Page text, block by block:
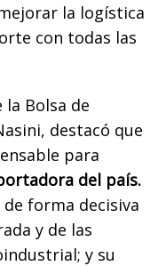
la logística
con todas las
Bolsa de
destacó que
para
del país.
forma decisiva
y de las
y su